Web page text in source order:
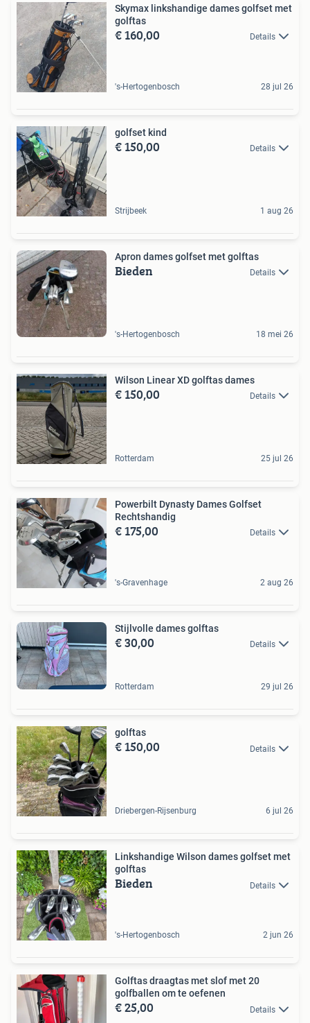
Skymax linkshandige dames golfset met
golftas
€ 160,00 Details
's-Hertogenbosch 28 jul 26
golfset kind
€ 150,00 Details
Strijbeek 1 aug 26
Apron dames golfset met golftas
Bieden Details
's-Hertogenbosch 18 mei 26
Wilson Linear XD golftas dames
€ 150,00 Details
Rotterdam 25 jul 26
Powerbilt Dynasty Dames Golfset
Rechtshandig
€ 175,00 Details
's-Gravenhage 2 aug 26
Stijlvolle dames golftas
€ 30,00 Details
Rotterdam 29 jul 26
golftas
€ 150,00 Details
Driebergen-Rijsenburg 6 jul 26
Linkshandige Wilson dames golfset met
golftas
Bieden Details
's-Hertogenbosch 2 jun 26
Golftas draagtas met slof met 20
golfballen om te oefenen
€ 25,00 Details